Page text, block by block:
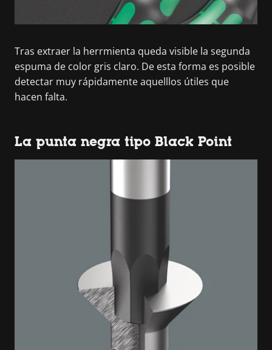
Tras extraer la herrmienta queda visible la segunda
espuma de color gris claro. De esta forma es posible
detectar muy rápidamente aquelllos útiles que
hacen falta.
La punta negra tipo Black Point